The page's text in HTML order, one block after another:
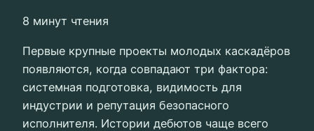
8 минут чтения
Первые крупные проекты молодых каскадёров
появляются, когда совпадают три фактора:
системная подготовка, видимость для
индустрии и репутация безопасного
исполнителя. Истории дебютов чаще всего